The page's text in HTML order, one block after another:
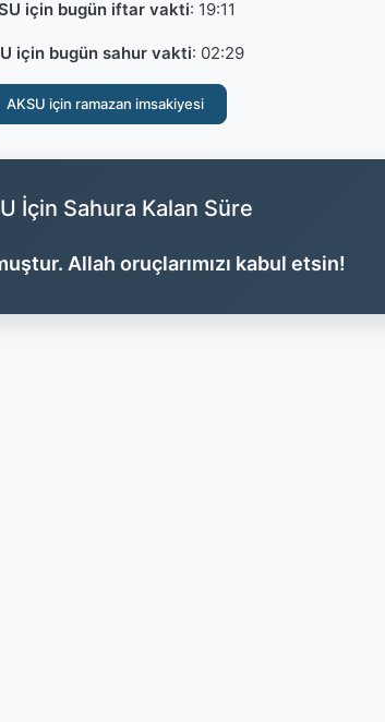
için bugün iftar vakti: 19:11
için bugün sahur vakti: 02:29
AKSU için ramazan imsakiyesi
İçin Sahura Kalan Süre
Allah oruçlarımızı kabul etsin!